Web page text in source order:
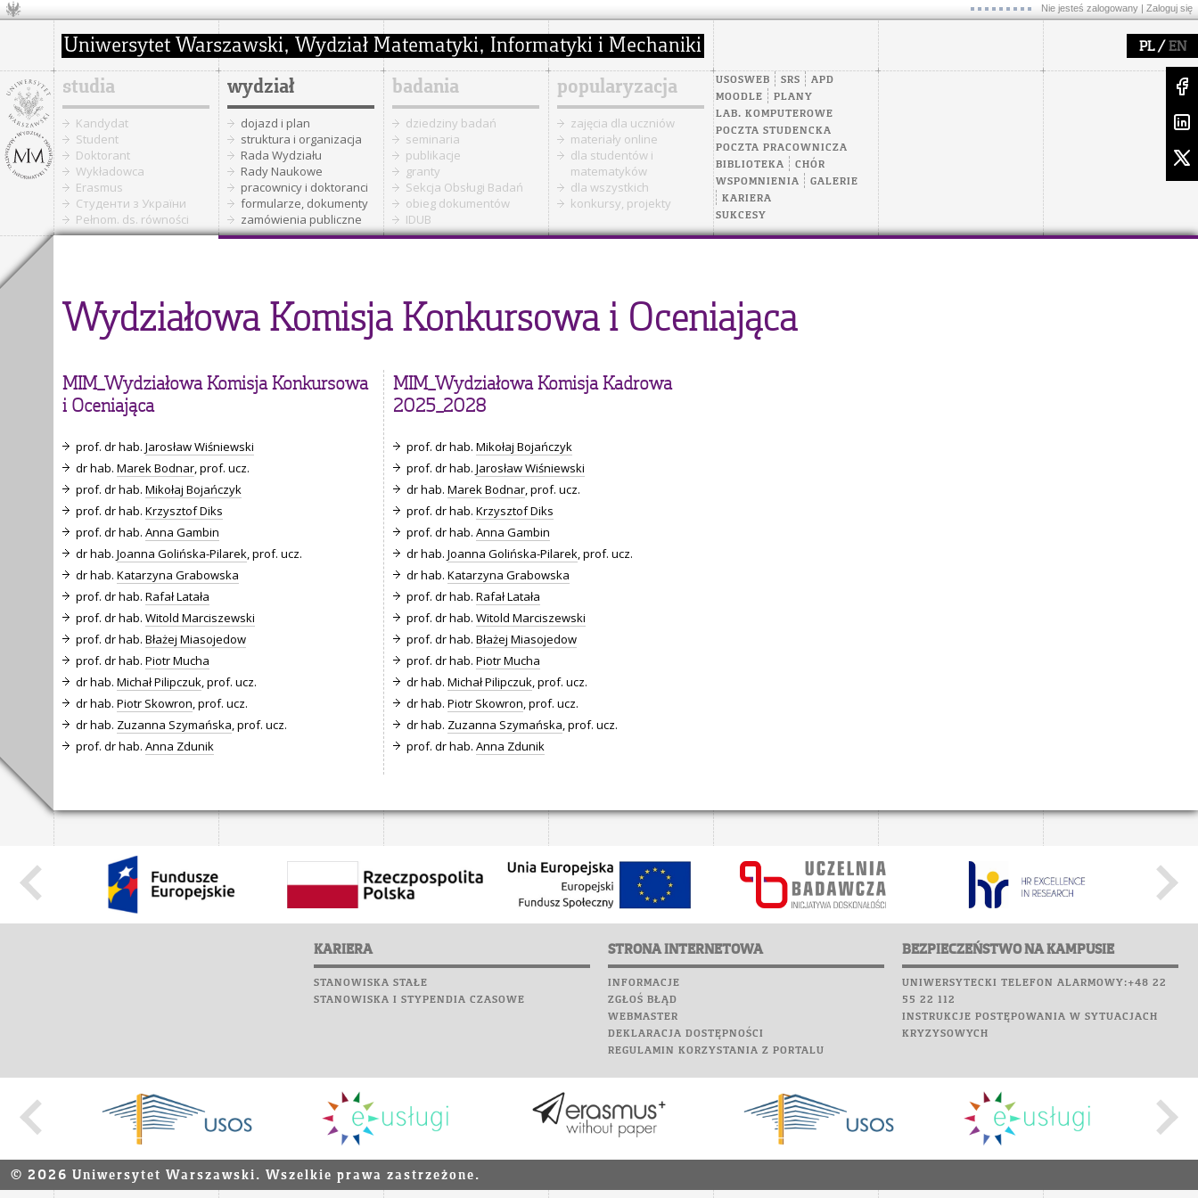
Nie jesteś zalogowany | Zaloguj się
PL/ EN
studia
Kandydat
Student
Doktorant
Wykładowca
Erasmus
Cтуденти з України
Pełnom. ds. równości
wydział
dojazd i plan
struktura i organizacja
Rada Wydziału
Rady Naukowe
pracownicy i doktoranci
formularze, dokumenty
zamówienia publiczne
badania
dziedziny badań
seminaria
publikacje
granty
Sekcja Obsługi Badań
obieg dokumentów
IDUB
popularyzacja
zajęcia dla uczniów
materiały online
dla studentów i
matematyków
dla wszystkich
konkursy, projekty
USOSWEB SRS
APD
MOODLE
PLANY
LAB. KOMPUTEROWE
POCZTA STUDENCKA
POCZTA PRACOWNICZA
BIBLIOTEKA
CHÓR
WSPOMNIENIA
GALERIE
KARIERA
SUKCESY
Wydziałowa Komisja Konkursowa i Oceniająca
MIM_Wydziałowa Komisja Konkursowa
i Oceniająca
prof. dr hab. Jarosław Wiśniewski
dr hab. Marek Bodnar , prof. ucz.
prof. dr hab. Mikołaj Bojańczyk
prof. dr hab. Krzysztof Diks
prof. dr hab. Anna Gambin
dr hab. Joanna Golińska-Pilarek , prof. ucz.
dr hab. Katarzyna Grabowska
prof. dr hab. Rafał Latała
prof. dr hab. Witold Marciszewski
prof. dr hab. Błażej Miasojedow
prof. dr hab. Piotr Mucha
dr hab. Michał Pilipczuk , prof. ucz.
dr hab. Piotr Skowron , prof. ucz.
dr hab. Zuzanna Szymańska , prof. ucz.
prof. dr hab. Anna Zdunik
MIM_Wydziałowa Komisja Kadrowa
2025_2028
prof. dr hab. Mikołaj Bojańczyk
prof. dr hab. Jarosław Wiśniewski
dr hab. Marek Bodnar , prof. ucz.
prof. dr hab. Krzysztof Diks
prof. dr hab. Anna Gambin
dr hab. Joanna Golińska-Pilarek , prof. ucz.
dr hab. Katarzyna Grabowska
prof. dr hab. Rafał Latała
prof. dr hab. Witold Marciszewski
prof. dr hab. Błażej Miasojedow
prof. dr hab. Piotr Mucha
dr hab. Michał Pilipczuk , prof. ucz.
dr hab. Piotr Skowron , prof. ucz.
dr hab. Zuzanna Szymańska , prof. ucz.
prof. dr hab. Anna Zdunik
KARIERA
STANOWISKA STAŁE
STANOWISKA I STYPENDIA CZASOWE
STRONA INTERNETOWA
INFORMACJE
ZGŁOŚ BŁĄD
WEBMASTER
DEKLARACJA DOSTĘPNOŚCI
REGULAMIN KORZYSTANIA Z PORTALU
BEZPIECZEŃSTWO NA KAMPUSIE
UNIWERSYTECKI TELEFON ALARMOWY:+48 22
55 22 112
INSTRUKCJE POSTĘPOWANIA W SYTUACJACH
KRYZYSOWYCH
© 2026 Uniwersytet Warszawski. Wszelkie prawa zastrzeżone.